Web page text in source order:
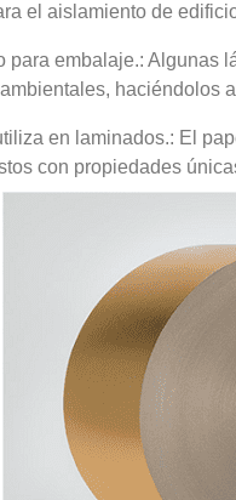
el aislamiento de
embalaje.: Algunas
en laminados.: El
con propiedades